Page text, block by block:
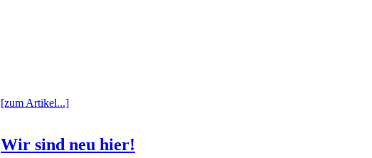
[zum Artikel...]
Wir sind neu hier!